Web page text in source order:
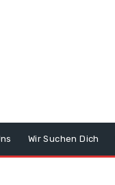
Wir Suchen Dich